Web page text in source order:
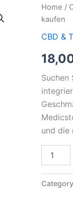
Home /
kaufen
CBD &
Suchen
und die
Harmony
CBD
3%
Natürlich/
online
kaufen
quantity